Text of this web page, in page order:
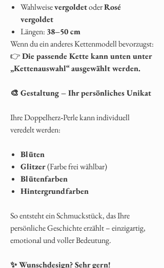
WahlweisevergoldetoderRosé
vergoldet
Längen: 38–50 cm
Wenn du ein anderes Kettenmodell bevorzugst:
👉Die passende Kette kann unten unter
„Kettenauswahl“ ausgewählt werden.
🎨 Gestaltung – Ihr persönliches Unikat
Ihre Doppelherz‑Perle kann individuell
veredelt werden:
Blüten
Glitzer(Farbe frei wählbar)
Blütenfarben
Hintergrundfarben
So entsteht ein Schmuckstück, das Ihre
persönliche Geschichte erzählt – einzigartig,
emotional und voller Bedeutung.
✨ Wunschdesign? Sehr gern!